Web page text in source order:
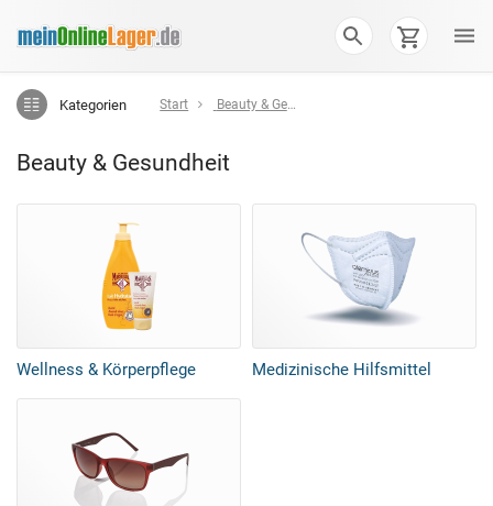
Kategorien Start Beauty & Gesundheit
Beauty & Gesundheit
Wellness & Körperpflege Medizinische Hilfsmittel